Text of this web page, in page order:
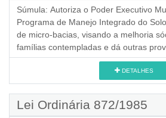
Súmula: Autoriza o Poder Executivo
Programa de Manejo Integrado do
de micro-bacias, visando a melhoria
famílias contempladas e dá outras
DETALHES
Lei Ordinária 872/1985